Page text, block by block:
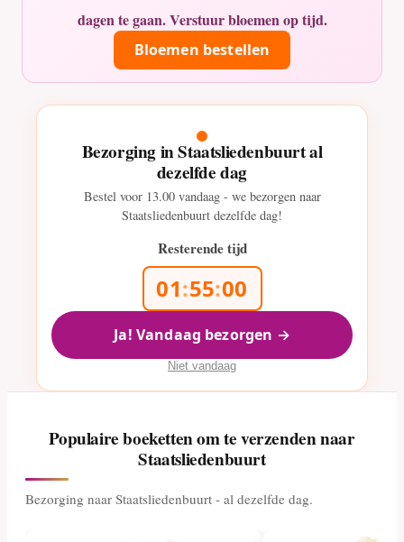
dagen te gaan. Verstuur bloemen op tijd.
Bloemen bestellen
Bezorging in Staatsliedenbuurt al
dezelfde dag
Bestel voor 13.00vandaag - we bezorgen naar
Staatsliedenbuurt dezelfde dag!
Resterende tijd
01:54:58
Ja! Vandaag bezorgen →
Niet vandaag
Populaire boeketten om te verzenden naar
Staatsliedenbuurt
Bezorging naar Staatsliedenbuurt - al dezelfde dag.